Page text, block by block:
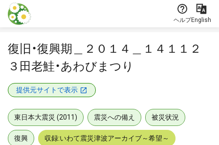
本文に飛ぶ
ヘルプEnglish
復旧・復興期＿２０１４＿１４１１２
３田老鮭・あわびまつり
提供元サイトで表示
東日本大震災 (2011) 震災への備え 被災状況
復興 収録:いわて震災津波アーカイブ～希望～